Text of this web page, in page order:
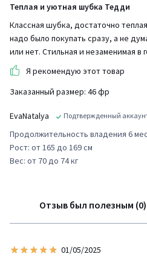
Теплая и уютная шубка Тедди
Классная шубка, достаточно
надо было покупать сразу, а не
или нет. Стильная и незаменимая в
Я рекомендую этот товар
Заказанный размер: 46 фр
EvaNatalya Подтвержденный
Продолжительность владения 6
Рост: от 165 до 169 см
Вес: от 70 до 74 кг
Отзыв был полезным (0)
01/05/2025